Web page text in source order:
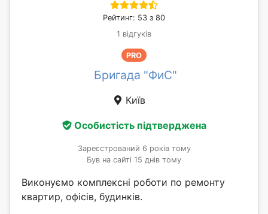
Рейтинг: 53 з 80
1 відгуків
PRO
Бригада "ФиС"
Київ
Особистість підтверджена
Зареєстрований 6 років тому
Був на сайті 15 днів тому
Виконуємо комплексні роботи по ремонту
квартир, офісів, будинків.